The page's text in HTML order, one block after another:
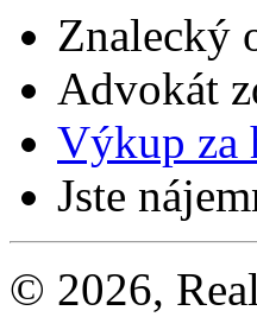
Znalecký
Advokát
Výkup za
Jste
© 2026,